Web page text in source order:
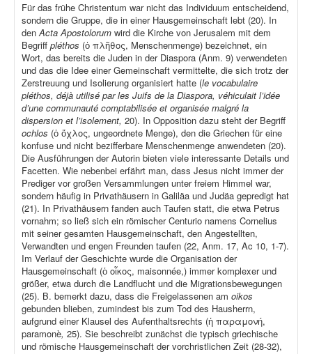
Für das frühe Christentum war nicht das Individuum entscheidend,
sondern die Gruppe, die in einer Hausgemeinschaft lebt (20). In
denActa Apostolorum wird die Kirche von Jerusalem mit dem
Begriff pléthos (ὁ πλῆθος, Menschenmenge) bezeichnet, ein
Wort, das bereits die Juden in der Diaspora (Anm. 9) verwendeten
und das die Idee einer Gemeinschaft vermittelte, die sich trotz der
Zerstreuung und Isolierung organisiert hatte (le vocabulaire
pléthos, déjà utilisé par les Juifs de la Diaspora, véhiculait l’idée
d’une communauté comptabilisée et organisée malgré la
dispersion et l’isolement, 20). In Opposition dazu steht der Begriff
ochlos (ὁ ὄχλος, ungeordnete Menge), den die Griechen für eine
konfuse und nicht bezifferbare Menschenmenge anwendeten (20).
Die Ausführungen der Autorin bieten viele interessante Details und
Facetten. Wie nebenbei erfährt man, dass Jesus nicht immer der
Prediger vor großen Versammlungen unter freiem Himmel war,
sondern häufig in Privathäusern in Galiläa und Judäa gepredigt hat
(21). In Privathäusern fanden auch Taufen statt, die etwa Petrus
vornahm; so ließ sich ein römischer Centurio namens Cornelius
mit seiner gesamten Hausgemeinschaft, den Angestellten,
Verwandten und engen Freunden taufen (22, Anm. 17, Ac 10, 1-7).
Im Verlauf der Geschichte wurde die Organisation der
Hausgemeinschaft (ὁ οἶκος, maisonnée,) immer komplexer und
größer, etwa durch die Landflucht und die Migrationsbewegungen
(25). B. bemerkt dazu, dass die Freigelassenen am oikos
gebunden blieben, zumindest bis zum Tod des Hausherrn,
aufgrund einer Klausel des Aufenthaltsrechts (ἡ παραμονή,
paramonè, 25). Sie beschreibt zunächst die typisch griechische
und römische Hausgemeinschaft der vorchristlichen Zeit (28-32),